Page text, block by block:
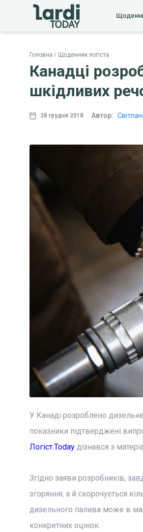
Головна Щоденник логіста
Канадці
шкідливих
28 грудня 2018 Автор:
У Канаді розроблено
показники підтверджені
Логіст.Todayдізнався з
Згідно заяви розробників,
згоряння, а й скорочується
дизельного палива може в
конкретних оцінок.